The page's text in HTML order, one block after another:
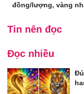
đồng/lượng, vàng
Tin nên đọc
Đọc nhiều